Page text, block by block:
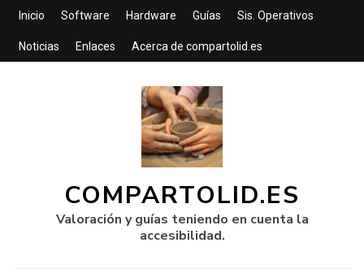
Inicio Software Hardware Guías Sis. Operativos
Noticias Enlaces Acerca de compartolid.es
COMPARTOLID.ES
Valoración y guías teniendo en cuenta la
accesibilidad.